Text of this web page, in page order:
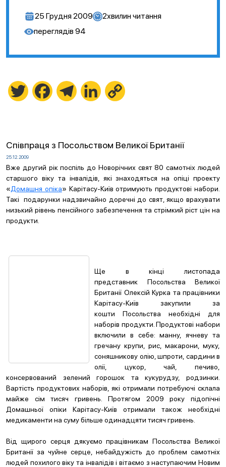
25 Грудня 2009 2хвилин читання
переглядів 94
Twitter FacebookTelegramLinkedIn
Співпраця з Посольством Великої Британії
25.12.2009
Вже другий рік поспіль до Новорічних свят 80 самотніх людей
старшого віку та інвалідів, які знаходяться на опіці проекту
«Домашня опіка» Карітасу-Київ отримують продуктові набори.
Такі подарунки надзвичайно доречні до свят, якщо врахувати
низький рівень пенсійного забезпечення та стрімкий ріст цін на
продукти.
Ще в кінці листопада
представник Посольства Великої
Британії Олексій Курка та працівники
Карітасу-Київ закупили за
кошти Посольства необхідні для
наборів продукти. Продуктові набори
включили в себе: манну, ячневу та
гречану крупи, рис, макарони, муку,
соняшникову олію, шпроти, сардини в
олії, цукор, чай, печиво,
консервований зелений горошок та кукурудзу, родзинки.
Вартість продуктових наборів, які отримали потребуючі склала
майже сім тисяч гривень. Протягом 2009 року підопічні
Домашньої опіки Карітасу-Київ отримали також необхідні
медикаменти на суму більше одинадцяти тисяч гривень.
Від щирого серця дякуємо працівникам Посольства Великої
Британії за чуйне серце, небайдужість до проблем самотніх
людей похилого віку та інвалідів і вітаємо з наступаючим Новим